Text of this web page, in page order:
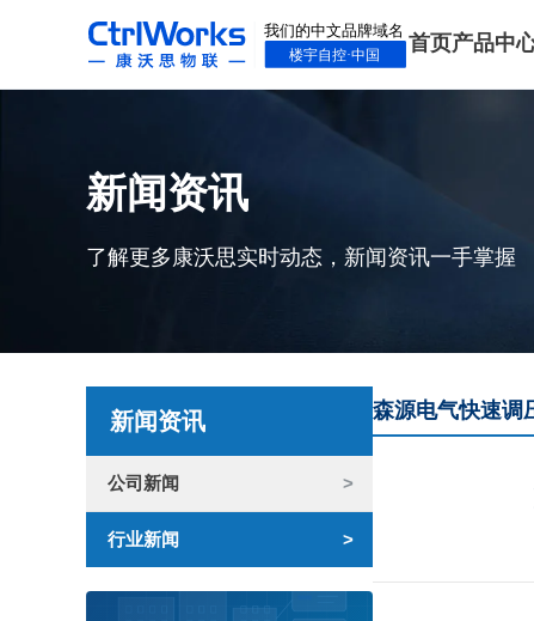
首页产品中
新闻资讯
了解更多康沃思实时动态，新闻资讯一手掌握
新闻资讯
公司新闻
行业新闻
森源电气快速调